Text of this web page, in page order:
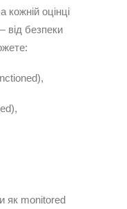
кожній оцінці
від безпеки
як monitored